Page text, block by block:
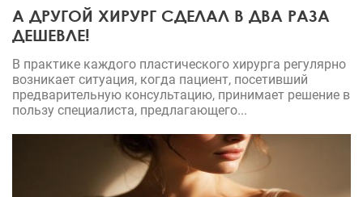
А ДРУГОЙ ХИРУРГ СДЕЛАЛ В ДВА РАЗА
ДЕШЕВЛЕ!
В практике каждого пластического хирурга регулярно
возникает ситуация, когда пациент, посетивший
предварительную консультацию, принимает решение в
пользу специалиста, предлагающего...